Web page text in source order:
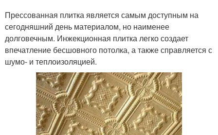
Прессованная плитка является самым доступным на
сегодняшний день материалом, но наименее
долговечным. Инжекционная плитка легко создает
впечатление бесшовного потолка, а также справляется с
шумо- и теплоизоляцией.